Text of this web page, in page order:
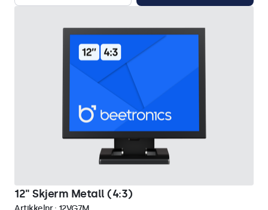
12" Skjerm Metall (4:3)